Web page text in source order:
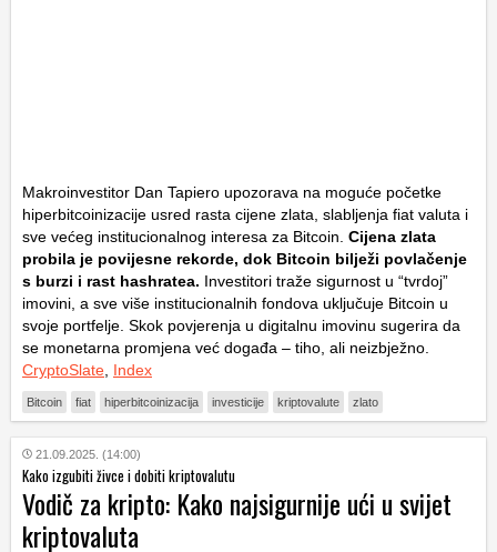
Makroinvestitor Dan Tapiero upozorava na moguće početke
hiperbitcoinizacije usred rasta cijene zlata, slabljenja fiat valuta i
sve većeg institucionalnog interesa za Bitcoin. Cijena zlata
probila je povijesne rekorde, dok Bitcoin bilježi povlačenje
s burzi i rast hashratea. Investitori traže sigurnost u “tvrdoj”
imovini, a sve više institucionalnih fondova uključuje Bitcoin u
svoje portfelje. Skok povjerenja u digitalnu imovinu sugerira da
se monetarna promjena već događa – tiho, ali neizbježno.
CryptoSlate Index
Bitcoin fiat hiperbitcoinizacija investicije kriptovalute zlato
21.09.2025. (14:00)
Kako izgubiti živce i dobiti kriptovalutu
Vodič za kripto: Kako najsigurnije ući u svijet
kriptovaluta